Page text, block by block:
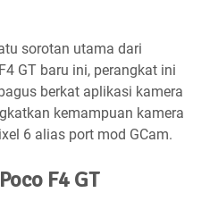
sorotan utama dari
GT baru ini, perangkat ini
berkat aplikasi kamera
kemampuan kamera
6 alias port mod GCam.
F4 GT